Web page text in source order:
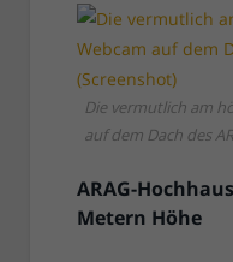
Die vermutlich am
auf dem Dach des
ARAG-
Metern Höhe